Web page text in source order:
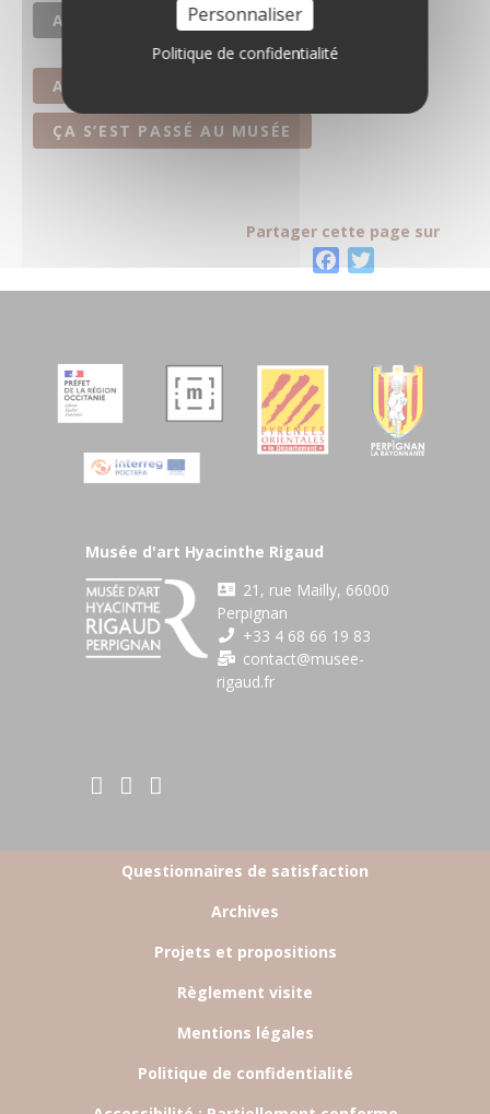
ATELIERS ET ACTIVITÉS
A LA UNE
ÇA S‘EST PASSÉ AU MUSÉE
Partager cette page sur
t
e
r
Musée d'art Hyacinthe Rigaud
21, rue Mailly, 66000
Perpignan
+33 4 68 66 19 83
contact@musee-
rigaud.fr
BOTTOM FOOTER MENU
Questionnaires de satisfaction
Archives
Projets et propositions
Règlement visite
Mentions légales
Politique de confidentialité
Personnaliser
Politique de confidentialité